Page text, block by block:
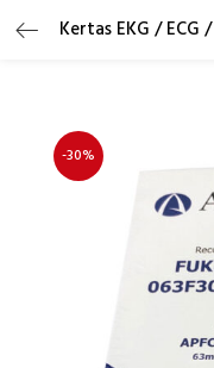
LOGIN
-30%